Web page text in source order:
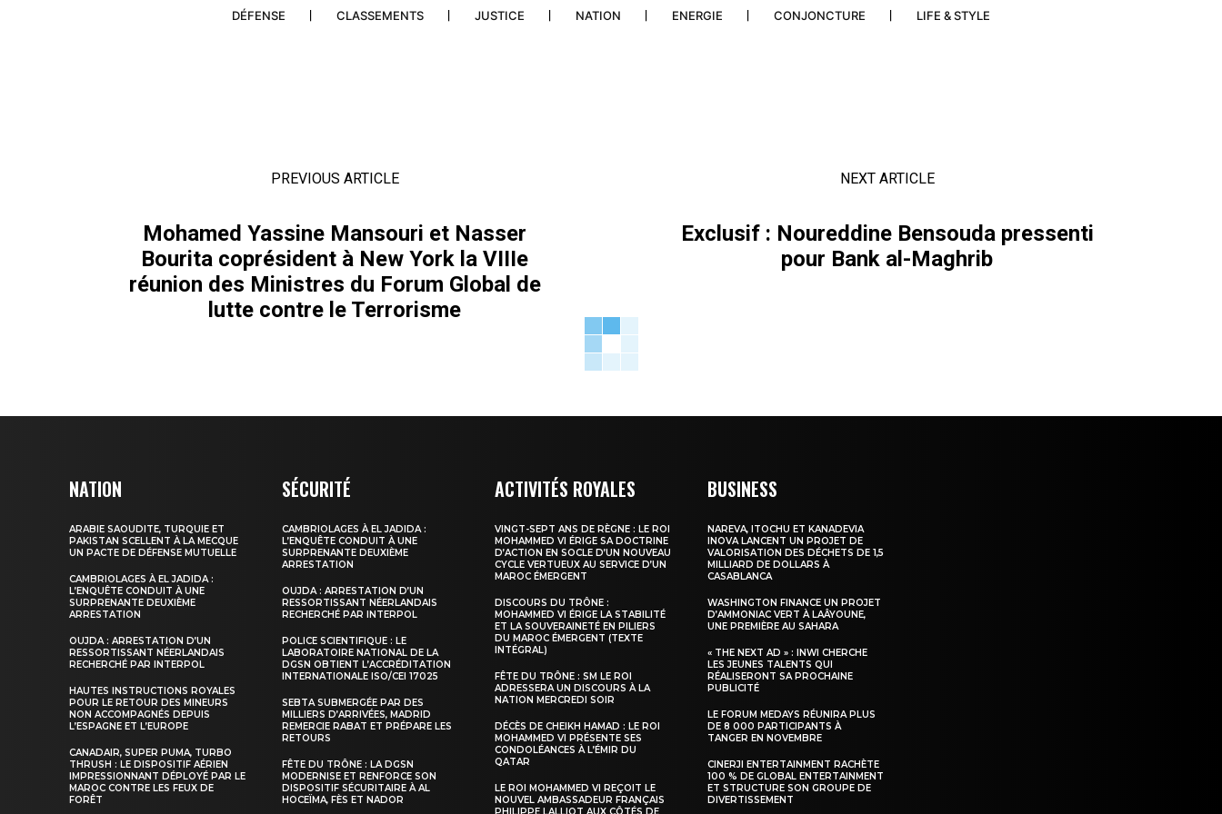
DÉFENSE CLASSEMENTS JUSTICE NATION ENERGIE CONJONCTURE LIFE & STYLE
PREVIOUS ARTICLE
Mohamed Yassine Mansouri et Nasser
Bourita coprésident à New York la VIIIe
réunion des Ministres du Forum Global de
lutte contre le Terrorisme
NEXT ARTICLE
Exclusif : Noureddine Bensouda pressenti
pour Bank al-Maghrib
NATION
ARABIE SAOUDITE, TURQUIE ET
PAKISTAN SCELLENT À LA MECQUE
UN PACTE DE DÉFENSE MUTUELLE
CAMBRIOLAGES À EL JADIDA :
L’ENQUÊTE CONDUIT À UNE
SURPRENANTE DEUXIÈME
ARRESTATION
OUJDA : ARRESTATION D’UN
RESSORTISSANT NÉERLANDAIS
RECHERCHÉ PAR INTERPOL
HAUTES INSTRUCTIONS ROYALES
POUR LE RETOUR DES MINEURS
NON ACCOMPAGNÉS DEPUIS
L’ESPAGNE ET L’EUROPE
CANADAIR, SUPER PUMA, TURBO
THRUSH : LE DISPOSITIF AÉRIEN
IMPRESSIONNANT DÉPLOYÉ PAR LE
MAROC CONTRE LES FEUX DE
FORÊT
SÉCURITÉ
CAMBRIOLAGES À EL JADIDA :
L’ENQUÊTE CONDUIT À UNE
SURPRENANTE DEUXIÈME
ARRESTATION
OUJDA : ARRESTATION D’UN
RESSORTISSANT NÉERLANDAIS
RECHERCHÉ PAR INTERPOL
POLICE SCIENTIFIQUE : LE
LABORATOIRE NATIONAL DE LA
DGSN OBTIENT L’ACCRÉDITATION
INTERNATIONALE ISO/CEI 17025
SEBTA SUBMERGÉE PAR DES
MILLIERS D’ARRIVÉES, MADRID
REMERCIE RABAT ET PRÉPARE LES
RETOURS
FÊTE DU TRÔNE : LA DGSN
MODERNISE ET RENFORCE SON
DISPOSITIF SÉCURITAIRE À AL
HOCEÏMA, FÈS ET NADOR
ACTIVITÉS ROYALES
VINGT-SEPT ANS DE RÈGNE : LE ROI
MOHAMMED VI ÉRIGE SA DOCTRINE
D’ACTION EN SOCLE D’UN NOUVEAU
CYCLE VERTUEUX AU SERVICE D’UN
MAROC ÉMERGENT
DISCOURS DU TRÔNE :
MOHAMMED VI ÉRIGE LA STABILITÉ
ET LA SOUVERAINETÉ EN PILIERS
DU MAROC ÉMERGENT (TEXTE
INTÉGRAL)
FÊTE DU TRÔNE : SM LE ROI
ADRESSERA UN DISCOURS À LA
NATION MERCREDI SOIR
DÉCÈS DE CHEIKH HAMAD : LE ROI
MOHAMMED VI PRÉSENTE SES
CONDOLÉANCES À L’ÉMIR DU
QATAR
LE ROI MOHAMMED VI REÇOIT LE
NOUVEL AMBASSADEUR FRANÇAIS
BUSINESS
NAREVA, ITOCHU ET KANADEVIA
INOVA LANCENT UN PROJET DE
VALORISATION DES DÉCHETS DE 1,5
MILLIARD DE DOLLARS À
CASABLANCA
WASHINGTON FINANCE UN PROJET
D’AMMONIAC VERT À LAÂYOUNE,
UNE PREMIÈRE AU SAHARA
« THE NEXT AD » : INWI CHERCHE
LES JEUNES TALENTS QUI
RÉALISERONT SA PROCHAINE
PUBLICITÉ
LE FORUM MEDAYS RÉUNIRA PLUS
DE 8 000 PARTICIPANTS À
TANGER EN NOVEMBRE
CINERJI ENTERTAINMENT RACHÈTE
100 % DE GLOBAL ENTERTAINMENT
ET STRUCTURE SON GROUPE DE
DIVERTISSEMENT